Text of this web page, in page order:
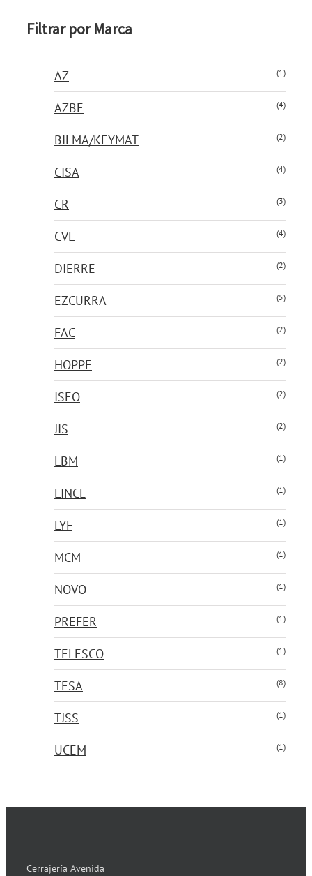
Filtrar por Marca
AZ (1)
AZBE (4)
BILMA/KEYMAT (2)
CISA (4)
CR (3)
CVL (4)
DIERRE (2)
EZCURRA (5)
FAC (2)
HOPPE (2)
ISEO (2)
JIS (2)
LBM (1)
LINCE (1)
LYF (1)
MCM (1)
NOVO (1)
PREFER (1)
TELESCO (1)
TESA (8)
TJSS (1)
UCEM (1)
Cerrajería Avenida